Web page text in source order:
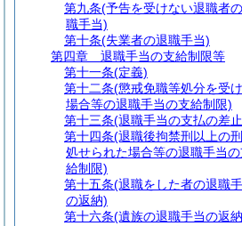
第九条(予告を受けない退職者
職手当)
第十条(失業者の退職手当)
第四章
退職手当の支給制限等
第十一条(定義)
第十二条(懲戒免職等処分を受
場合等の退職手当の支給制限)
第十三条(退職手当の支払の差
第十四条(退職後拘禁刑以上の
処せられた場合等の退職手当の
給制限)
第十五条(退職をした者の退職
の返納)
第十六条(遺族の退職手当の返